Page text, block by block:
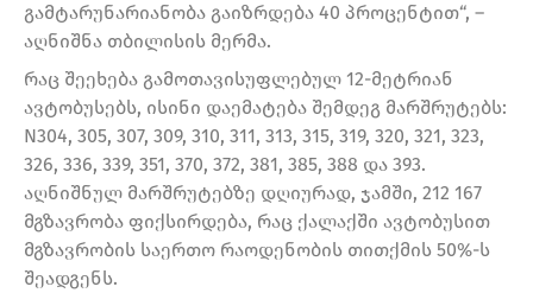
გამტარუნარიანობა გაიზრდება 40 პროცენტით“, –
აღნიშნა თბილისის მერმა.
რაც შეეხება გამოთავისუფლებულ 12-მეტრიან
ავტობუსებს, ისინი დაემატება შემდეგ მარშრუტებს:
N304, 305, 307, 309, 310, 311, 313, 315, 319, 320, 321, 323,
326, 336, 339, 351, 370, 372, 381, 385, 388 და 393.
აღნიშნულ მარშრუტებზე დღიურად, ჯამში, 212 167
მგზავრობა ფიქსირდება, რაც ქალაქში ავტობუსით
მგზავრობის საერთო რაოდენობის თითქმის 50%-ს
შეადგენს.